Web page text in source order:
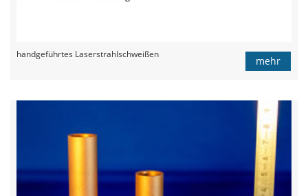
handgeführtes Laserstrahlschweißen
mehr